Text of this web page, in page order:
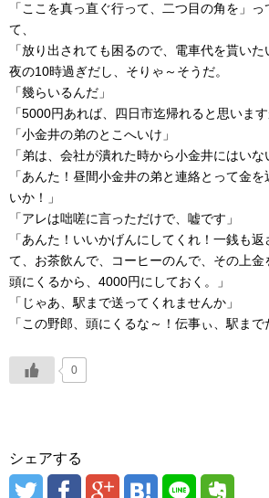
「ここを真っ直ぐ行って、二つ目の角を」
て、
「放り出されても困るので、電車代を貰いた
夜の10時過ぎだし、そりゃ～そうだ。
「幾らいるんだ」
「5000円あれば、四日市迄帰れると思います
「小金井の弟のとこへいけ」
「弟は、会社が潰れた時から小金井にはいな
「あんた！昼間小金井の弟と連絡とって金
いか！」
「アレは咄嗟に言っただけで、嘘です」
「あんた！いいかげんにしてくれ！一銭も
て、お茶飲んで、コーヒーのんで、その上
頭にくるから、4000円にしておく。」
「じゃあ、駅まで送ってくれませんか」
「この野郎、頭にくるな～！伝事ぃ、駅まで
0
シェアする